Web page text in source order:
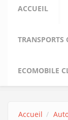
ACCUEIL
TRANSPORTS
ECOMOBILE
Accueil